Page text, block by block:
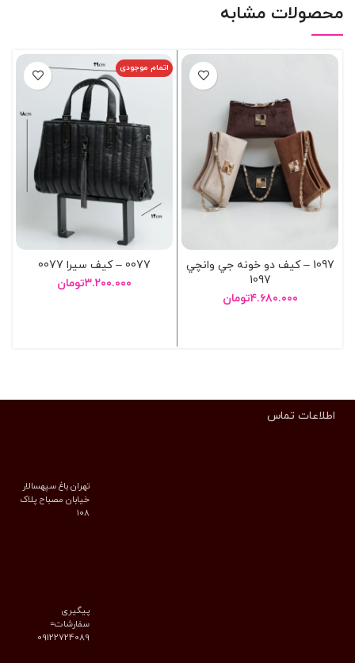
محصولات مشابه
1097 – کيف دو خونه جي وانچي
1097
۴.۶۸۰.۰۰۰تومان
اتمام موجودی
0077 – کيف سيرا 0077
۳.۲۰۰.۰۰۰تومان
اطلاعات تماس
تهران باغ سپهسالار
خیابان مصباح پلاک
۱۰۸
پیگیری
سفارشات=
09122724089